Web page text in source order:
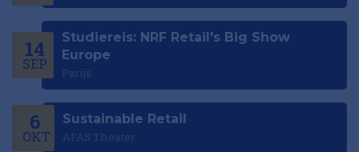
14
SEP
Studiereis: NRF Retail's Big Show
Europe
Parijs
6
OKT
Sustainable Retail
AFAS Theater